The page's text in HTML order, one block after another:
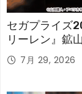
セガプライズ
リーレン』鉱
「フリーレン
7月 29, 2026